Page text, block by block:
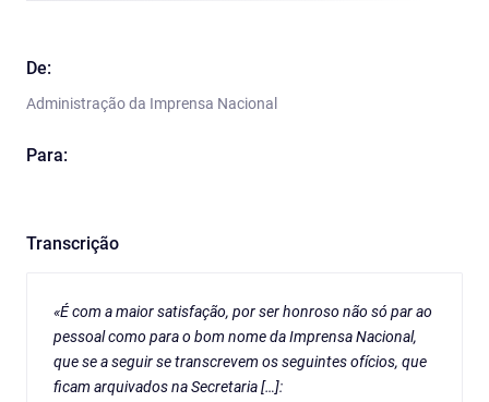
De:
Administração da Imprensa Nacional
Para:
Transcrição
«É com a maior satisfação, por ser honroso não só par ao
pessoal como para o bom nome da Imprensa Nacional,
que se a seguir se transcrevem os seguintes ofícios, que
ficam arquivados na Secretaria […]: